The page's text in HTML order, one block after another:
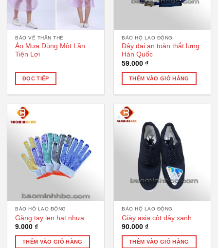
BẢO VỆ THÂN THỂ
Áo Mưa Dùng Một Lần
Tiện Lợi
ĐỌC TIẾP
BẢO HỘ LAO ĐỘNG
Dây đai an toàn thắt lưng
Hàn Quốc
59.000₫
THÊM VÀO GIỎ HÀNG
BẢO HỘ LAO ĐỘNG
Găng tay len hạt nhựa
9.000₫
THÊM VÀO GIỎ HÀNG
BẢO HỘ LAO ĐỘNG
Giày asia cột dây xanh
90.000₫
THÊM VÀO GIỎ HÀNG